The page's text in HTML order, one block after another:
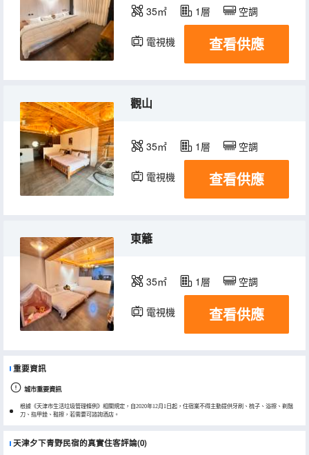
35㎡ 1層 空調
電視機 查看供應
觀山
35㎡ 1層 空調
電視機 查看供應
東籬
35㎡ 1層 空調
電視機 查看供應
重要資訊
城市重要資訊
根據《天津市生活垃圾管理條例》相關規定，自2020年12月1日起，住宿業不得主動提供牙刷、梳子、浴擦、剃鬚
刀、指甲銼、鞋擦，若需要可諮詢酒店。
天津夕下青野民宿的真實住客評論(0)